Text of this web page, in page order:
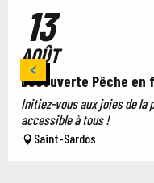
13
AOÛT
Découverte Pêche en
Initiez-vous aux joies de la
accessible à tous !
Saint-Sardos